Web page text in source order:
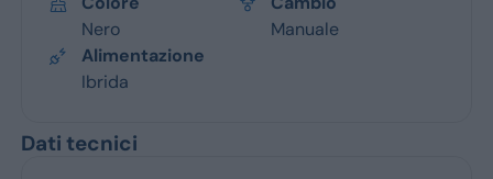
Nero
Manuale
Alimentazione
Ibrida
Dati tecnici